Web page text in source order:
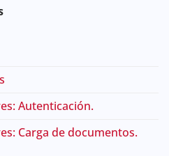
Autenticación.
Carga de documentos.